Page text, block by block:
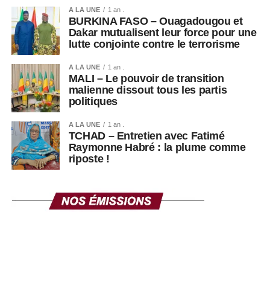
politiques persistantes en Guinée, où les appels à un
retour à un ordre constitutionnel pleinement démocratique
continuent d’alimenter le débat public.
A LA UNE 1 an .
BURKINA FASO – Ouagadougou et
Dakar mutualisent leur force pour une
lutte conjointe contre le terrorisme
A LA UNE 1 an .
MALI – Le pouvoir de transition
malienne dissout tous les partis
politiques
A LA UNE 1 an .
TCHAD – Entretien avec Fatimé
Raymonne Habré : la plume comme
riposte !